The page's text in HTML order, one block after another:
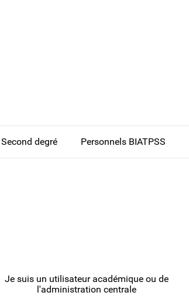
Second degré Personnels BIATPSS
Je suis un utilisateur académique ou de
l'administration centrale